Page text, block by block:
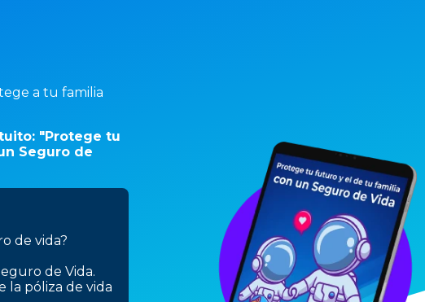
a tu familia
"Protege tu
Seguro de
de vida?
de Vida.
la póliza de vida